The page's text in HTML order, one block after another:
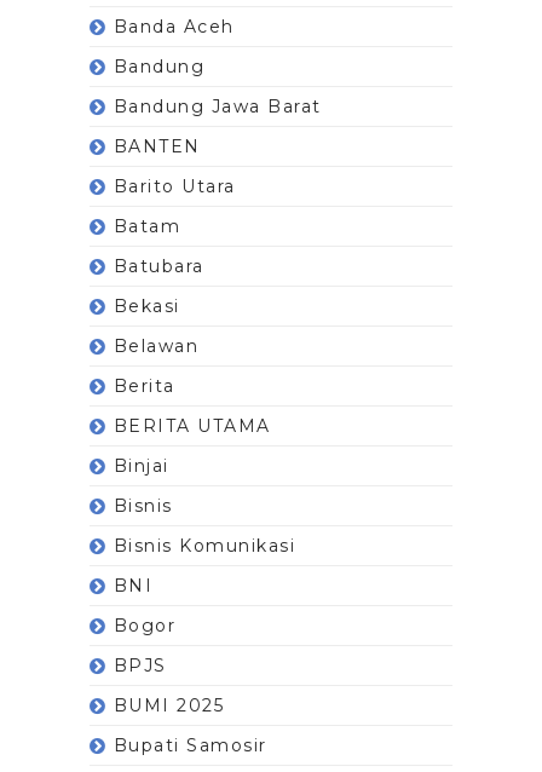
Banda Aceh
Bandung
Bandung Jawa Barat
BANTEN
Barito Utara
Batam
Batubara
Bekasi
Belawan
Berita
BERITA UTAMA
Binjai
Bisnis
Bisnis Komunikasi
BNI
Bogor
BPJS
BUMI 2025
Bupati Samosir